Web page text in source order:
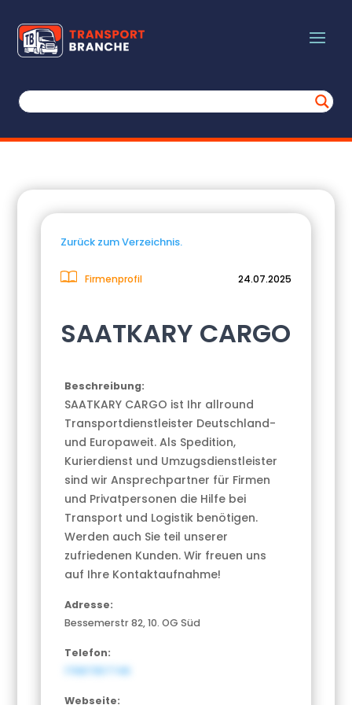
Zurück zum Verzeichnis.
Firmenprofil 24.07.2025
SAATKARY CARGO
Beschreibung:
SAATKARY CARGO ist Ihr allround
Transportdienstleister Deutschland-
und Europaweit. Als Spedition,
Kurierdienst und Umzugsdienstleister
sind wir Ansprechpartner für Firmen
und Privatpersonen die Hilfe bei
Transport und Logistik benötigen.
Werden auch Sie teil unserer
zufriedenen Kunden. Wir freuen uns
auf Ihre Kontaktaufnahme!
Adresse:
Bessemerstr 82, 10. OG Süd
Telefon:
17687357746
Webseite: